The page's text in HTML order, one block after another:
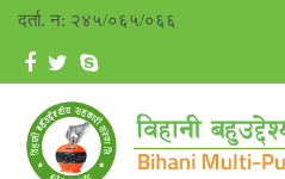
दर्ता. न‌: २४५/०६५/०६६